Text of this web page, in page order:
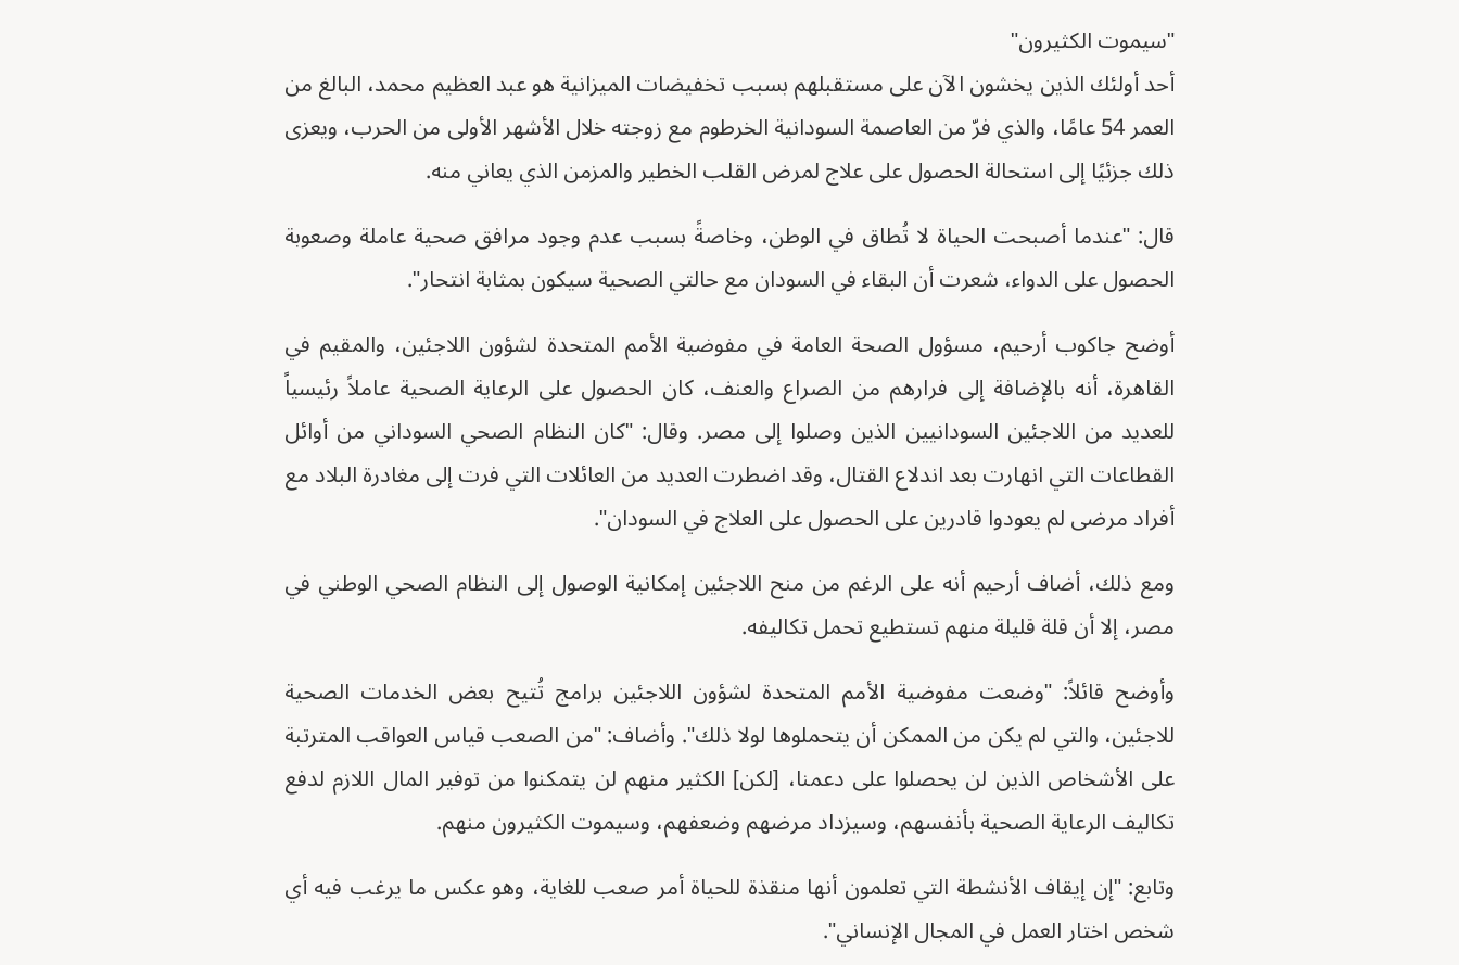
"سيموت الكثيرون"
أحد أولئك الذين يخشون الآن على مستقبلهم بسبب تخفيضات الميزانية هو عبد العظيم محمد، البالغ من
العمر 54 عامًا، والذي فرّ من العاصمة السودانية الخرطوم مع زوجته خلال الأشهر الأولى من الحرب، ويعزى
ذلك جزئيًا إلى استحالة الحصول على علاج لمرض القلب الخطير والمزمن الذي يعاني منه.
قال: "عندما أصبحت الحياة لا تُطاق في الوطن، وخاصةً بسبب عدم وجود مرافق صحية عاملة وصعوبة
الحصول على الدواء، شعرت أن البقاء في السودان مع حالتي الصحية سيكون بمثابة انتحار".
أوضح جاكوب أرحيم، مسؤول الصحة العامة في مفوضية الأمم المتحدة لشؤون اللاجئين، والمقيم في
القاهرة، أنه بالإضافة إلى فرارهم من الصراع والعنف، كان الحصول على الرعاية الصحية عاملاً رئيسياً
للعديد من اللاجئين السودانيين الذين وصلوا إلى مصر. وقال: "كان النظام الصحي السوداني من أوائل
القطاعات التي انهارت بعد اندلاع القتال، وقد اضطرت العديد من العائلات التي فرت إلى مغادرة البلاد مع
أفراد مرضى لم يعودوا قادرين على الحصول على العلاج في السودان".
ومع ذلك، أضاف أرحيم أنه على الرغم من منح اللاجئين إمكانية الوصول إلى النظام الصحي الوطني في
مصر، إلا أن قلة قليلة منهم تستطيع تحمل تكاليفه.
وأوضح قائلاً: "وضعت مفوضية الأمم المتحدة لشؤون اللاجئين برامج تُتيح بعض الخدمات الصحية
للاجئين، والتي لم يكن من الممكن أن يتحملوها لولا ذلك". وأضاف: "من الصعب قياس العواقب المترتبة
على الأشخاص الذين لن يحصلوا على دعمنا، [لكن] الكثير منهم لن يتمكنوا من توفير المال اللازم لدفع
تكاليف الرعاية الصحية بأنفسهم، وسيزداد مرضهم وضعفهم، وسيموت الكثيرون منهم.
وتابع: "إن إيقاف الأنشطة التي تعلمون أنها منقذة للحياة أمر صعب للغاية، وهو عكس ما يرغب فيه أي
شخص اختار العمل في المجال الإنساني".